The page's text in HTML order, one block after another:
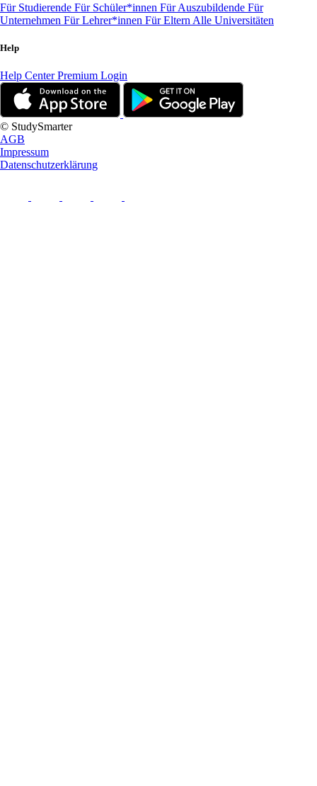
Für Studierende Für Schüler*innen Für Auszubildende Für
Unternehmen Für Lehrer*innen Für Eltern Alle Universitäten
Help
Help CenterPremium Login
© StudySmarter
AGB
Impressum
Datenschutzerklärung